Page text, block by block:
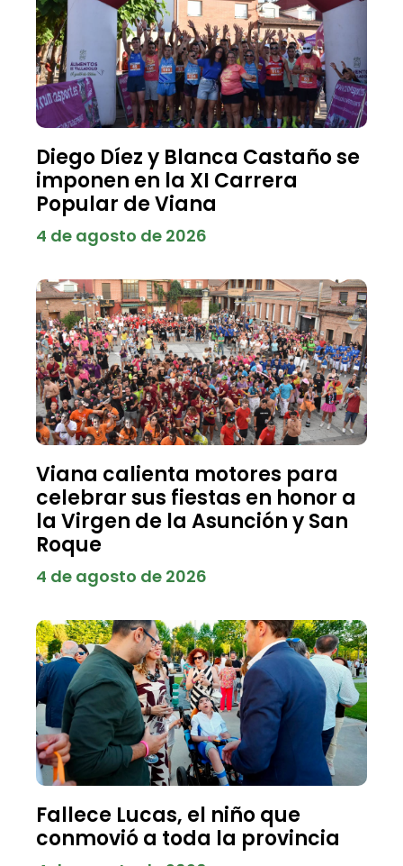
Diego Díez y Blanca Castaño se
imponen en la XI Carrera
Popular de Viana
4 de agosto de 2026
Viana calienta motores para
celebrar sus fiestas en honor a
la Virgen de la Asunción y San
Roque
4 de agosto de 2026
Fallece Lucas, el niño que
conmovió a toda la provincia